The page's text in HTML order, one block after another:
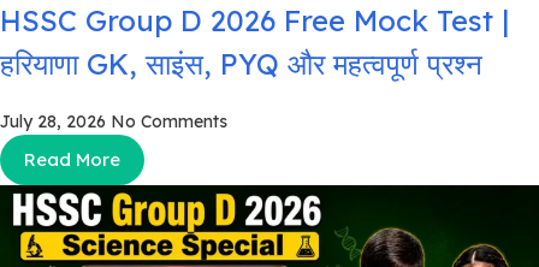
HSSC Group D 2026 Free Mock Test |
हरियाणा GK, साइंस, PYQ और महत्वपूर्ण प्रश्न
July 28, 2026 No Comments
Read More